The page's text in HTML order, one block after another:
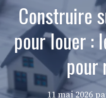
Construire
pour louer :
pour
11 mai 2026